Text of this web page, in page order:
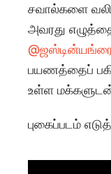
சவால்களை
அவரது
பயணத்தைப்
உள்ள மக்களுடன்
புகைப்படம்